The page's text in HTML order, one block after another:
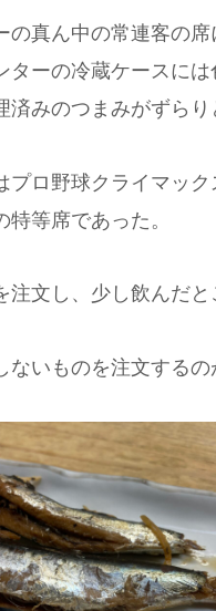
の真ん中の常連客の
ターの冷蔵ケースに
済みのつまみがずらり
プロ野球クライマッ
特等席であった。
注文し、少し飲んだと
ないものを注文する